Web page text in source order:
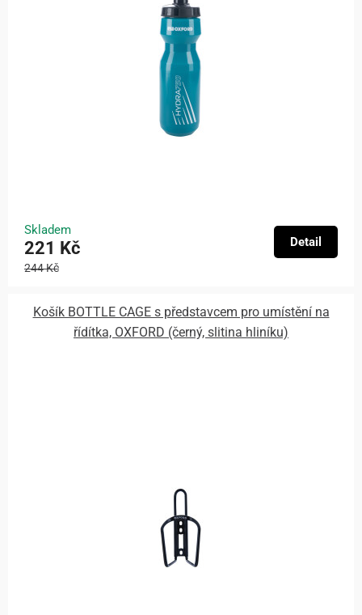
Skladem
221 Kč
244 Kč
Detail
Košík BOTTLE CAGE s představcem pro umístění na
řídítka, OXFORD (černý, slitina hliníku)